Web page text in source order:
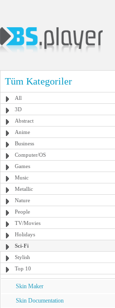
Tüm Kategoriler
All
3D
Abstract
Anime
Business
Computer/OS
Games
Music
Metallic
Nature
People
TV/Movies
Holidays
Sci-Fi
Stylish
Top 10
Skin Maker
Skin Documentation